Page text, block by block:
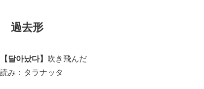
過去形
【달아났다】 吹き飛んだ
読み：タラナッタ